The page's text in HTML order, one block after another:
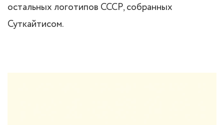
остальных логотипов СССР, собранных
Суткайтисом.